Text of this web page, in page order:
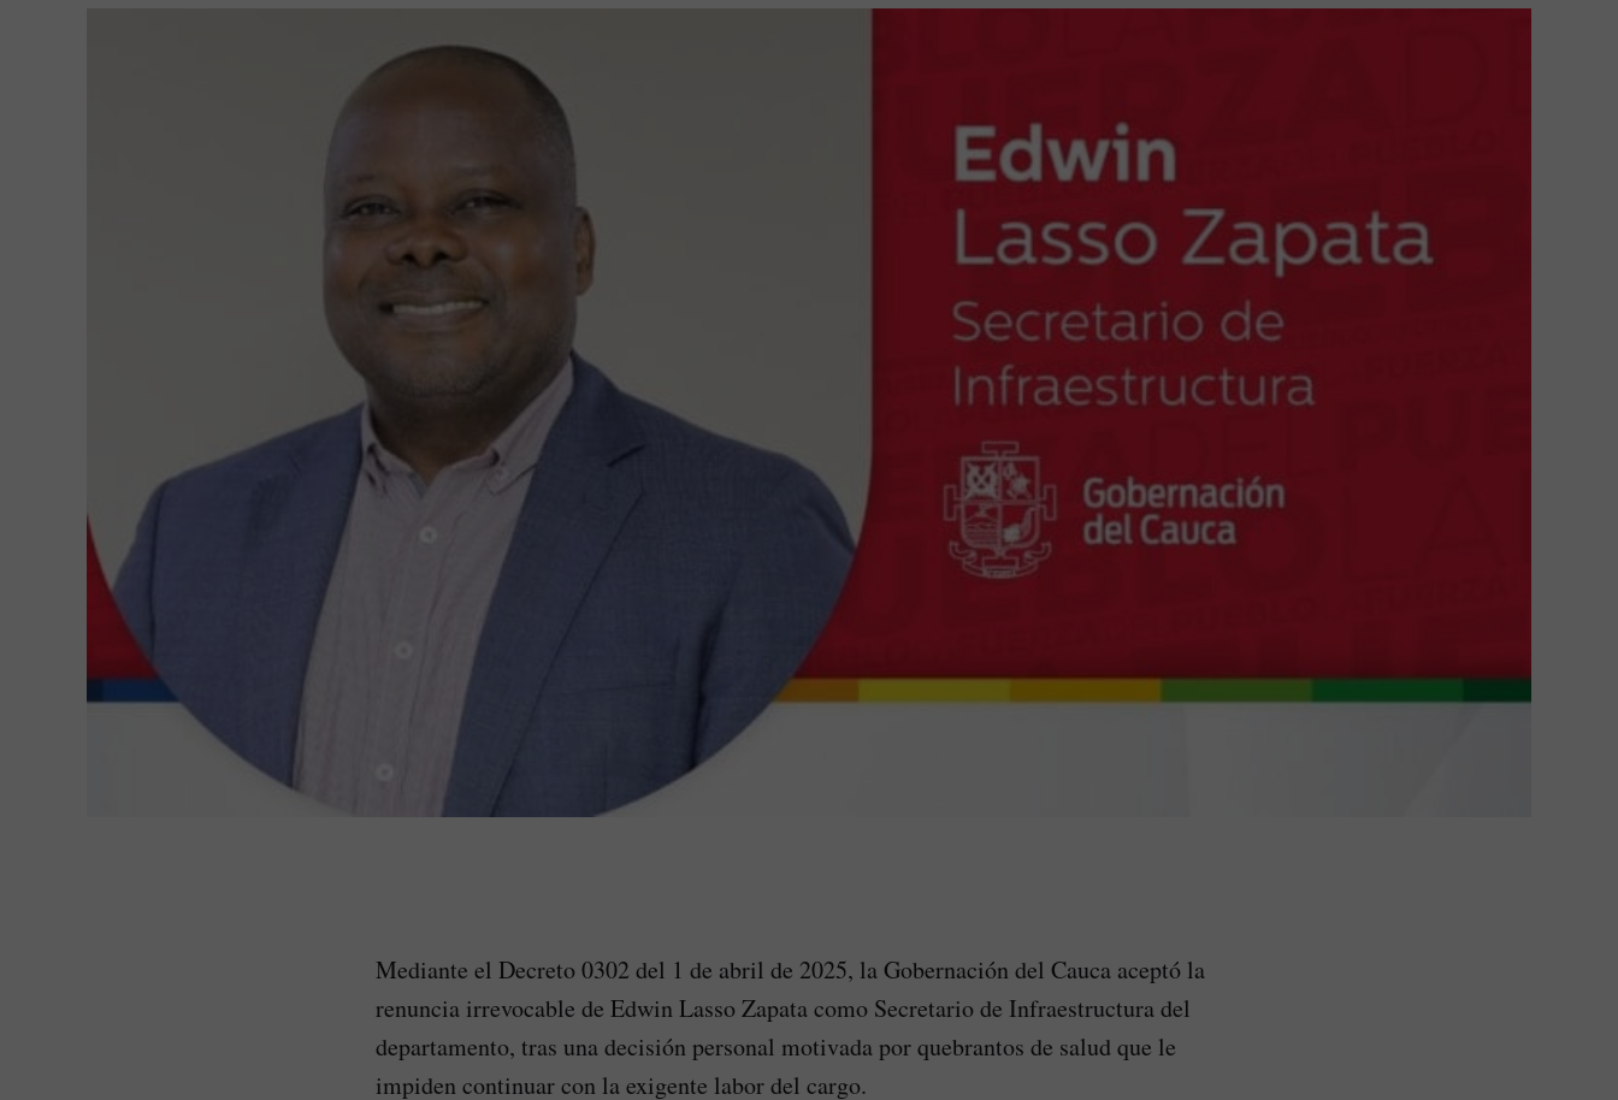
Mediante el Decreto 0302 del 1 de abril de 2025, la Gobernación del Cauca aceptó la
renuncia irrevocable de Edwin Lasso Zapata como Secretario de Infraestructura del
departamento, tras una decisión personal motivada por quebrantos de salud que le
impiden continuar con la exigente labor del cargo.